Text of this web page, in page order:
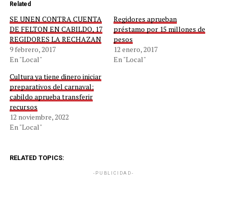
Related
SE UNEN CONTRA CUENTA
DE FELTON EN CABILDO, 17
REGIDORES LA RECHAZAN
9 febrero, 2017
En "Local"
Regidores aprueban
préstamo por 15 millones de
pesos
12 enero, 2017
En "Local"
Cultura ya tiene dinero iniciar
preparativos del carnaval;
cabildo aprueba transferir
recursos
12 noviembre, 2022
En "Local"
RELATED TOPICS:
-PUBLICIDAD-